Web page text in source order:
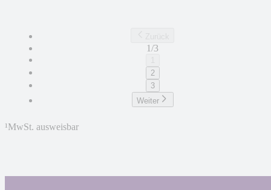
1/3
2
3
Weiter
¹MwSt. ausweisbar